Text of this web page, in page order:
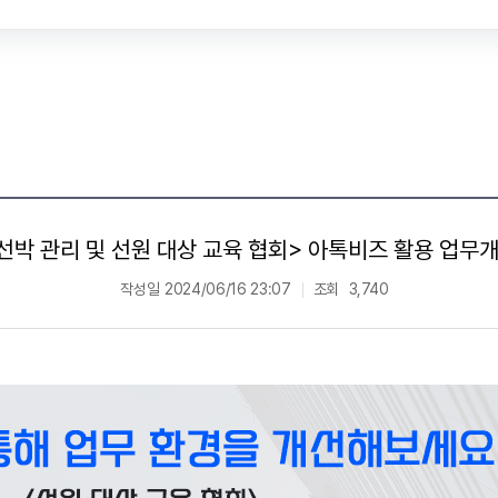
박 관리 및 선원 대상 교육 협회> 아톡비즈 활용 업무
작성일 2024/06/16 23:07 조회 3,740